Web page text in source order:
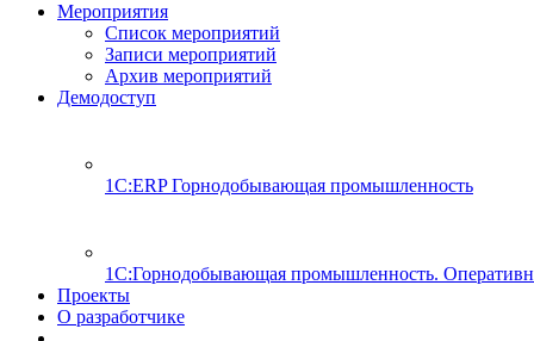
Мероприятия
Список мероприятий
Записи мероприятий
Архив мероприятий
Демодоступ
1С:ERP Горнодобывающая промышленность
1С:Горнодобывающая промышленность.
Проекты
О разработчике